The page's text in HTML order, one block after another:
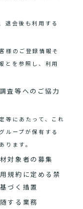
退会後も利用する
様のご登録情報そ
とを参照し、利用
査等へのご協力
等にあたって、これ
ループが保有する
ります。
対象者の募集
規約に定める禁
づく措置
する業務